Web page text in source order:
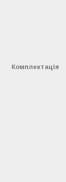
Комплектація